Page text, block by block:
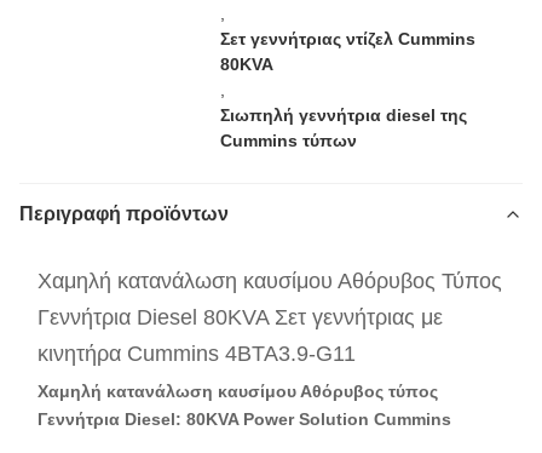
Σετ γεννήτριας ντίζελ Cummins
80KVA
Σιωπηλή γεννήτρια diesel της
Cummins τύπων
Περιγραφή προϊόντων
Χαμηλή κατανάλωση καυσίμου Αθόρυβος Τύπος
Γεννήτρια Diesel 80KVA Σετ γεννήτριας με
κινητήρα Cummins 4BTA3.9-G11
Χαμηλή κατανάλωση καυσίμου Αθόρυβος τύπος
Γεννήτρια Diesel: 80KVA Power Solution Cummins